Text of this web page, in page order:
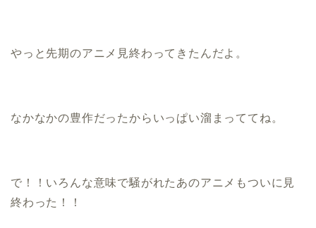
やっと先期のアニメ見終わってきたんだよ。
なかなかの豊作だったからいっぱい溜まっててね。
で！！いろんな意味で騒がれたあのアニメもついに見
終わった！！